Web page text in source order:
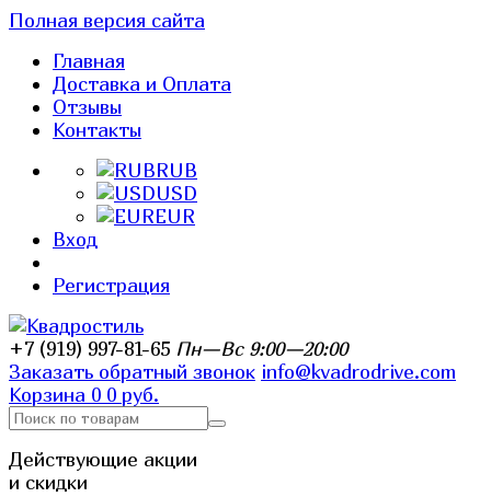
Полная версия сайта
Главная
Доставка и Оплата
Отзывы
Контакты
RUB
USD
EUR
Вход
Регистрация
+7 (919) 997-81-65 Пн—Вс 9:00—20:00
Заказать обратный звонок info@kvadrodrive.com
Корзина 0 0 руб.
Действующие акции
и скидки